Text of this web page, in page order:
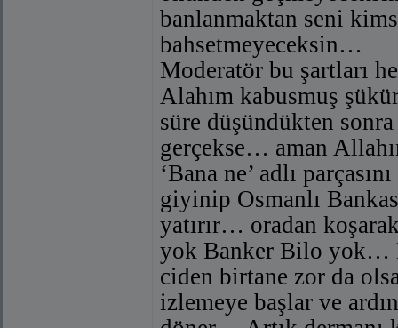
banlanmaktan seni
bahsetmeyeceksin…
Moderatör bu şartları
Alahım kabusmuş
süre düşündükten
gerçekse… aman
‘Bana ne’ adlı
giyinip Osmanlı
yatırır… oradan
yok Banker Bilo yok…
ciden birtane zor da
izlemeye başlar ve